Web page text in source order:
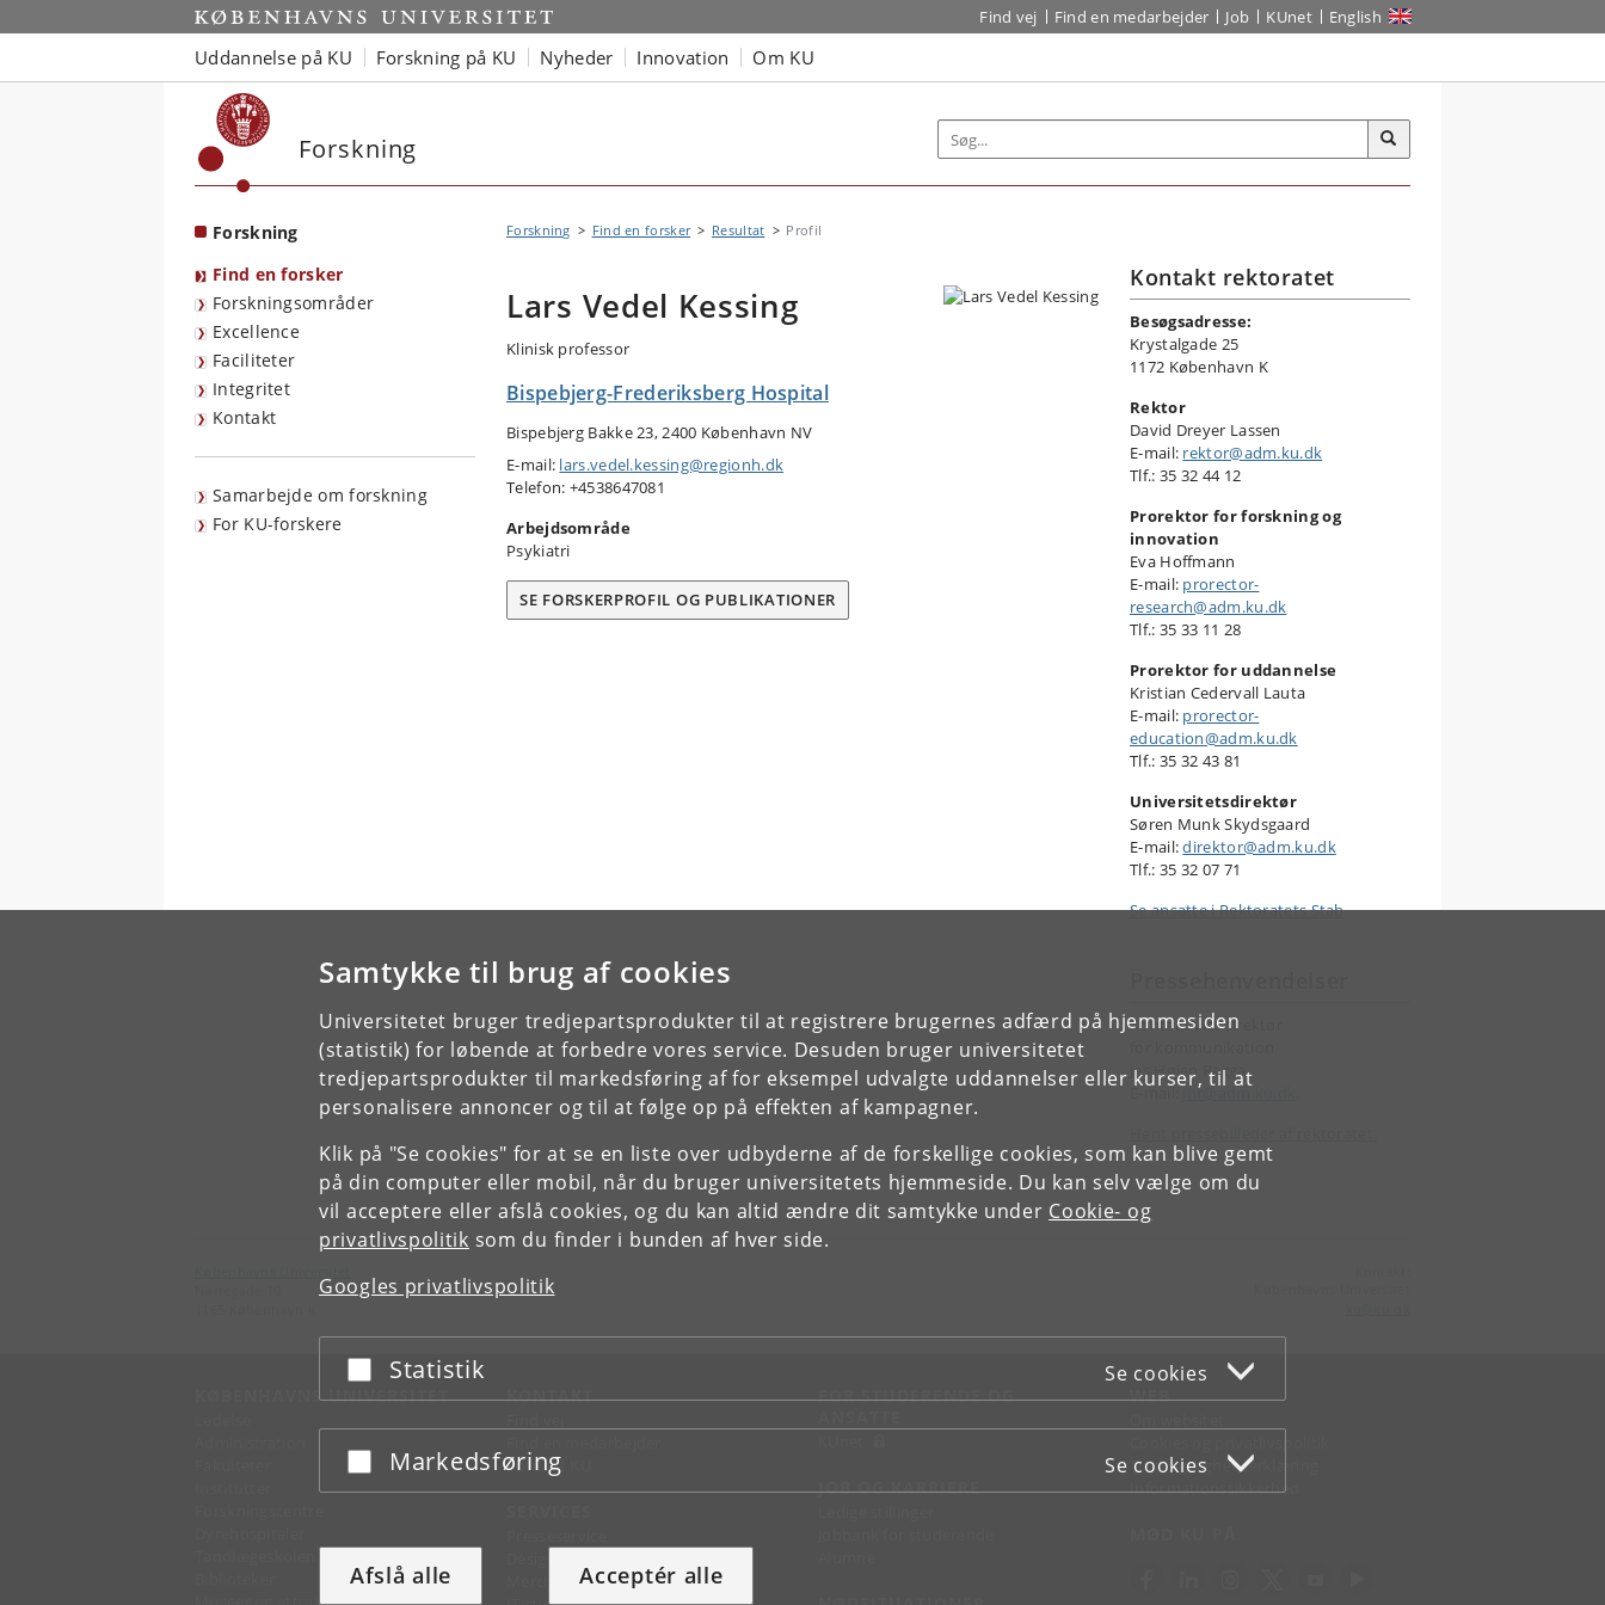
Samtykke til brug af cookies
Universitetet bruger tredjepartsprodukter til at registrere brugernes adfærd på hjemmesiden
(statistik) for løbende at forbedre vores service. Desuden bruger universitetet
tredjepartsprodukter til markedsføring af for eksempel udvalgte uddannelser eller kurser, til at
personalisere annoncer og til at følge op på effekten af kampagner.
Klik på "Se cookies" for at se en liste over udbyderne af de forskellige cookies, som kan blive gemt
på din computer eller mobil, når du bruger universitetets hjemmeside. Du kan selv vælge om du
vil acceptere eller afslå cookies, og du kan altid ændre dit samtykke under Cookie- og
privatlivspolitik som du finder i bunden af hver side.
Googles privatlivspolitik
Acceptér eller afslå
Statistik Se cookies
Acceptér eller afslå
Markedsføring Se cookies
Afslå alle Acceptér alle
Start Find vej Find en medarbejder Job KUnet English
Uddannelse på KU Forskning på KU Nyheder Innovation Om KU
Forskning
Forskning
Find en forsker
Forskningsområder
Excellence
Faciliteter
Integritet
Kontakt
Samarbejde om forskning
For KU-forskere
Forskning Find en forsker Resultat Profil
Lars Vedel Kessing
Klinisk professor
Bispebjerg-Frederiksberg Hospital
Bispebjerg Bakke 23, 2400 København NV
E-mail: lars.vedel.kessing@regionh.dk
Telefon: +4538647081
Arbejdsområde
Psykiatri
SE FORSKERPROFIL OG PUBLIKATIONER
Kontakt rektoratet
Besøgsadresse:
Krystalgade 25
1172 København K
Rektor
David Dreyer Lassen
E-mail: rektor@adm.ku.dk
Tlf.: 35 32 44 12
Prorektor for forskning og
innovation
Eva Hoffmann
E-mail: prorector-
research@adm.ku.dk
Tlf.: 35 33 11 28
Prorektor for uddannelse
Kristian Cedervall Lauta
E-mail: prorector-
education@adm.ku.dk
Tlf.: 35 32 43 81
Universitetsdirektør
Søren Munk Skydsgaard
E-mail:direktor@adm.ku.dk
Tlf.: 35 32 07 71
Se ansatte i Rektoratets Stab
Kontakt vicedirektør
Jes Højen Razga
E-mail:jhr@adm.ku.dk
KØBENHAVNS UNIVERSITET KONTAKT
Kontakt KU
Merchandise
FOR STUDERENDE OG
JOB OG KARRIERE
WEB
Tilgængelighedserklæring
Informationssikkerhed